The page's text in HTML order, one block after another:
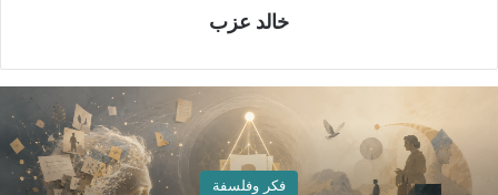
خالد عزب
فكر وفلسفة